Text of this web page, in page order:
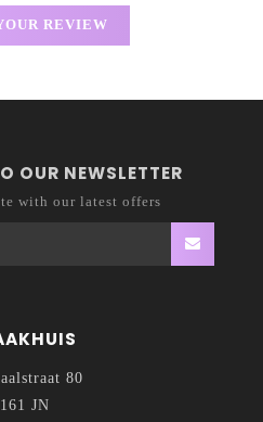
REVIEW
OUR NEWSLETTER
with our latest offers
80
JN